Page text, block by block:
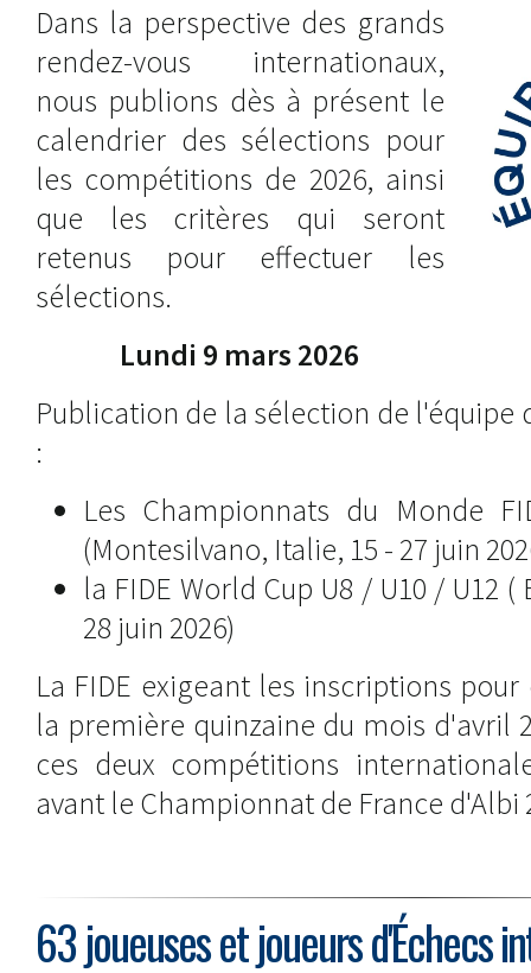
Dans la perspective des grands
rendez-vous internationaux,
nous publions dès à présent le
calendrier des sélections pour
les compétitions de 2026, ainsi
que les critères qui seront
retenus pour effectuer les
sélections.
Lundi 9 mars 2026
Publication de la sélection de l'équipe
:
Les Championnats du Monde
(Montesilvano, Italie, 15 - 27 juin
la FIDE World Cup U8 / U10 / U12
28 juin 2026)
La FIDE exigeant les inscriptions
la première quinzaine du mois d'avril
ces deux compétitions
avant le Championnat de France d'Albi
63 joueuses et joueurs d'Échecs